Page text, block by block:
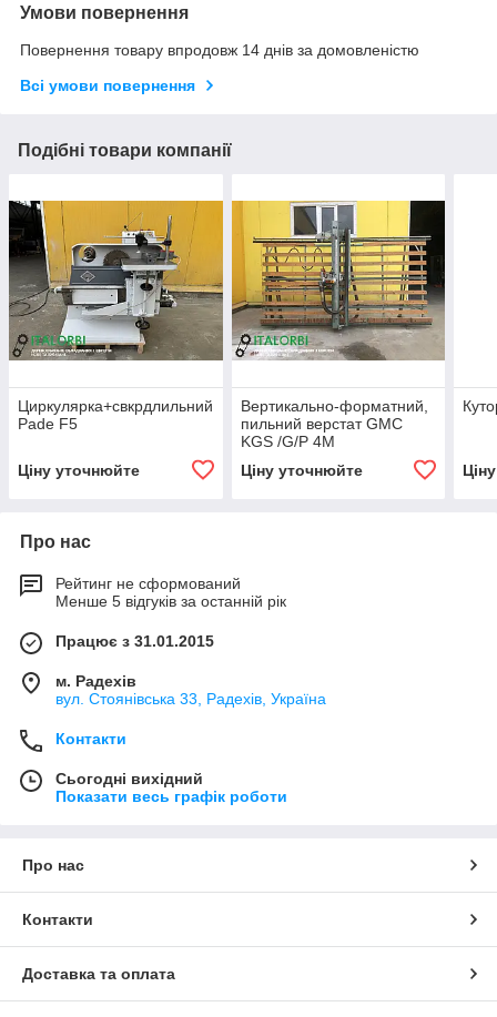
Умови повернення
Повернення товару впродовж 14 днів за домовленістю
Всі умови повернення
Подібні товари компанії
Циркулярка+свкрдлильний
Pade F5
Ціну уточнюйте
Вертикально-форматний,
пильний верстат GMC
KGS /G/P 4M
Ціну уточнюйте
Про нас
Рейтинг не сформований
Менше 5 відгуків за останній рік
Працює з 31.01.2015
м. Радехів
вул. Стоянівська 33, Радехів, Україна
Контакти
Сьогодні вихідний
Показати весь графік роботи
Про нас
Контакти
Доставка та оплата